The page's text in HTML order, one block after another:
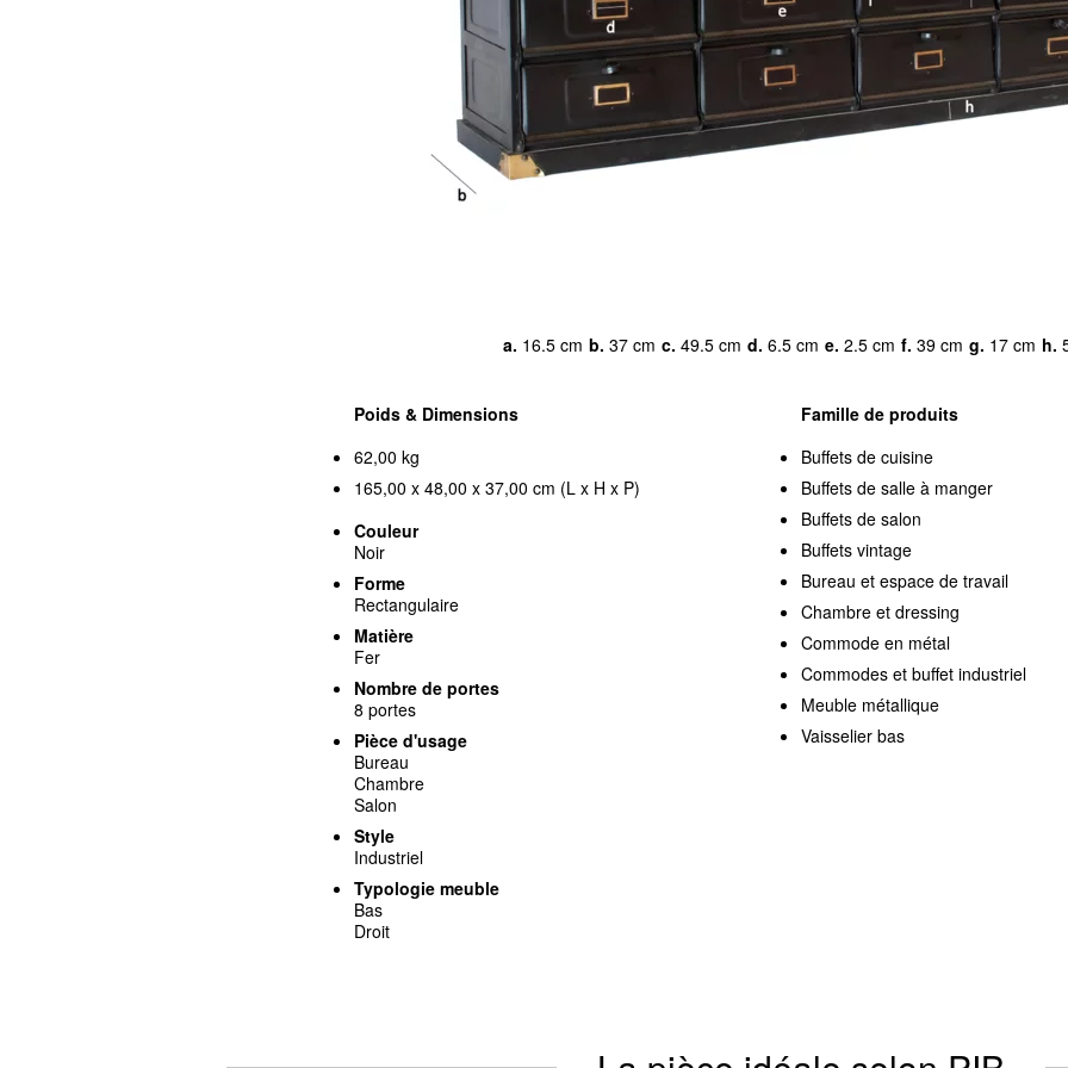
a. 16.5 cm b. 37 cm c. 49.5 cm d. 6.5 cm e. 2.5 cm f. 39 cm g. 17 cm h.
Poids & Dimensions
62,00 kg
165,00 x 48,00 x 37,00 cm (L x H x P)
Couleur
Noir
Forme
Rectangulaire
Matière
Fer
Nombre de portes
8 portes
Pièce d'usage
Bureau
Chambre
Salon
Style
Industriel
Typologie meuble
Bas
Droit
Famille de produits
Buffets de cuisine
Buffets de salle à manger
Buffets de salon
Buffets vintage
Bureau et espace de travail
Chambre et dressing
Commode en métal
Commodes et buffet industriel
Meuble métallique
Vaisselier bas